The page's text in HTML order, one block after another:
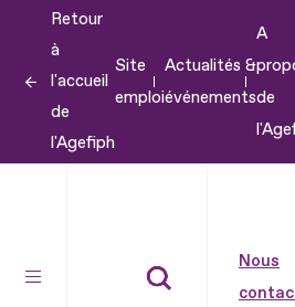
contenu
Retour
à
l'accueil
de
l'Agefiph
Site
emploi
Actualités &
événements
A
de
Nous